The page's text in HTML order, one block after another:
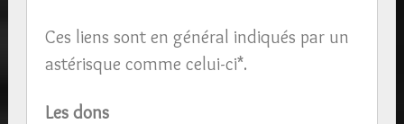
Ces liens sont en général indiqués par un
astérisque comme celui-ci*.
Les dons